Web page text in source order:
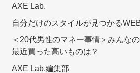
AXE Lab.
自分だけのスタイルが見つかる
＜20代男性のマネー事情＞みんな
最近買った高いものは？
AXE Lab.編集部